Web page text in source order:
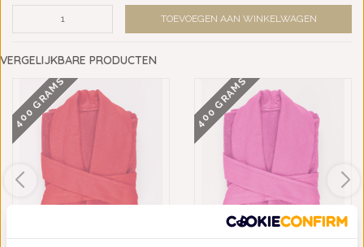
TOEVOEGEN AAN WINKELWAGEN
VERGELIJKBARE PRODUCTEN
400 GRAMS 400 GRAMS